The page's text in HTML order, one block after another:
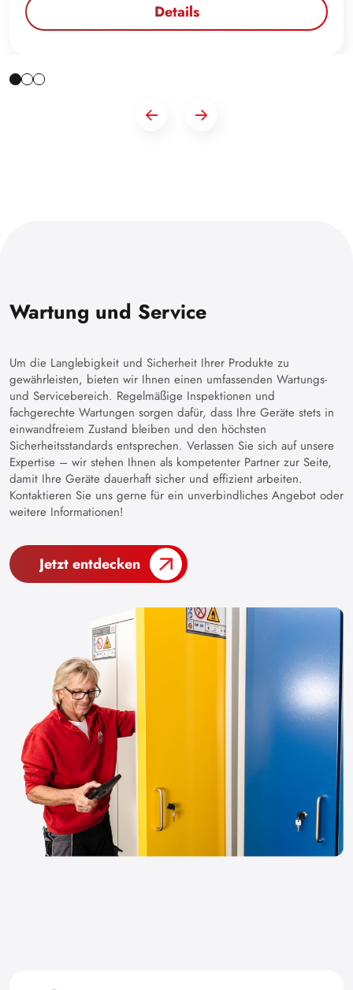
Details
Wartung und Service
Um die Langlebigkeit und Sicherheit Ihrer Produkte zu
gewährleisten, bieten wir Ihnen einen umfassenden Wartungs-
und Servicebereich. Regelmäßige Inspektionen und
fachgerechte Wartungen sorgen dafür, dass Ihre Geräte stets in
einwandfreiem Zustand bleiben und den höchsten
Sicherheitsstandards entsprechen. Verlassen Sie sich auf unsere
Expertise – wir stehen Ihnen als kompetenter Partner zur Seite,
damit Ihre Geräte dauerhaft sicher und effizient arbeiten.
Kontaktieren Sie uns gerne für ein unverbindliches Angebot oder
weitere Informationen!
Jetzt entdecken